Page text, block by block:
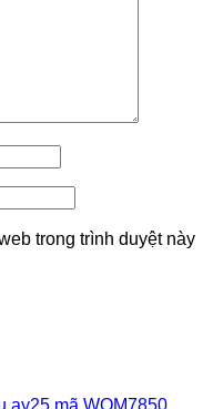
trong trình duyệt này